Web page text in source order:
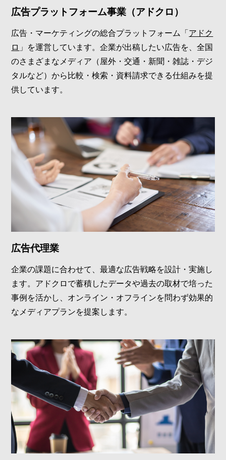
広告プラットフォーム事業（アドクロ）
広告・マーケティングの総合プラットフォーム「 アドク
ロ 」を運営しています。企業が出稿したい広告を、全国
のさまざまなメディア（屋外・交通・新聞・雑誌・デジ
タルなど）から比較・検索・資料請求できる仕組みを提
供しています。
広告代理業
企業の課題に合わせて、最適な広告戦略を設計・実施し
ます。アドクロで蓄積したデータや過去の取材で培った
事例を活かし、オンライン・オフラインを問わず効果的
なメディアプランを提案します。